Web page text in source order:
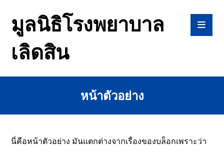
มูลนิธิโรงพยาบาล
เลิดสิน
หน้าตัวอย่าง
นี่คือหน้าตัวอย่าง มันแตกต่างจากเรื่องของบล็อกเพราะว่า